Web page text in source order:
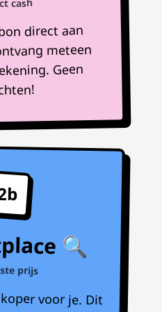
cash
direct aan
meteen
Geen
🔍
prijs
voor je. Dit
duren, maar je